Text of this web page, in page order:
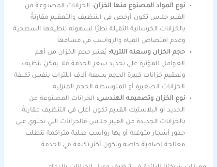
نوع المواد المصنوع منها الخزان: الخزانات المصنوعة من
الفيبر جلاس تكون أرخص في التنظيف والتعقيم مقارنةً
بالخزانات الخرسانية الثقيلة نظرًا لسهولة تنظيفها السطحية
وعدم امتصاص المياه والرواسب في مسامها
حجم الخزان وسعته اللترية: يُعتبر حجم الخزان من أهم
العوامل المؤثرة على تحديد سعر الخدمة فلا يمكن تنظيف
وتعقيم خزانات كبيرة الحجم بسعة آلاف اللترات بنفس تكلفة
الخزانات الصغيرة أو المتوسطة الحجم المنزلية
نوع الخزان وتصميمه الهندسي: الخزانات المصنوعة من
الحديد أو البلاستيك القديم تكون أغلى في التنظيف مقارنةً
بالخزانات الجديدة من الفيبر جلاس فالخزانات التي تحتوي على
جذور أشجار متوغلة أو بها رواسب صلبة متراكمة تتطلب
معالجة إضافية خاصة وتكون أكثر تكلفة في الخدمة